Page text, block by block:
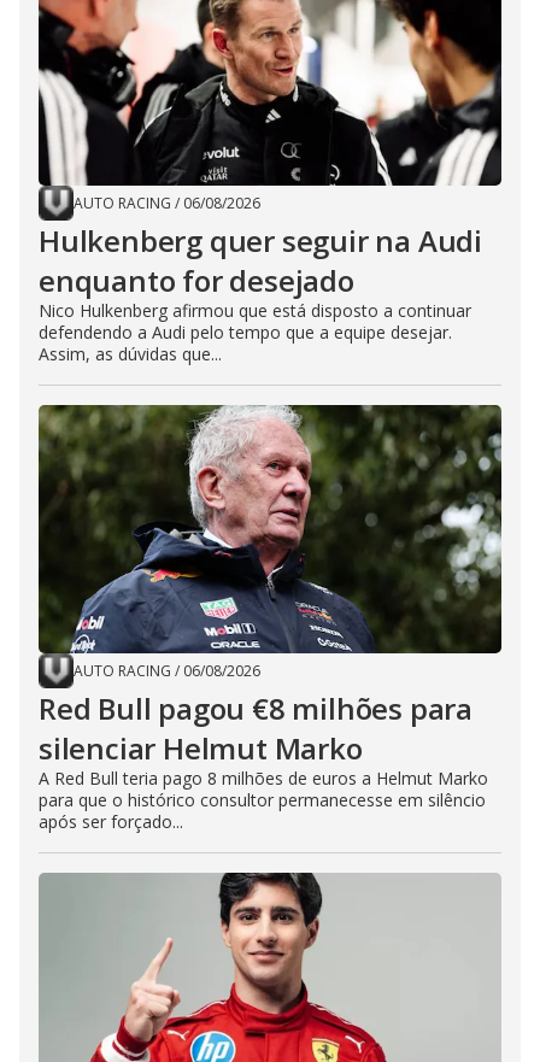
AUTO RACING / 06/08/2026
Hulkenberg quer seguir na Audi
enquanto for desejado
Nico Hulkenberg afirmou que está disposto a continuar
defendendo a Audi pelo tempo que a equipe desejar.
Assim, as dúvidas que...
AUTO RACING / 06/08/2026
Red Bull pagou €8 milhões para
silenciar Helmut Marko
A Red Bull teria pago 8 milhões de euros a Helmut Marko
para que o histórico consultor permanecesse em silêncio
após ser forçado...